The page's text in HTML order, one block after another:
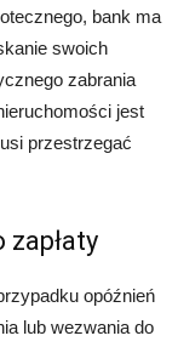
bank ma
swoich
zabrania
jest
przestrzegać
opóźnień
lub wezwania do